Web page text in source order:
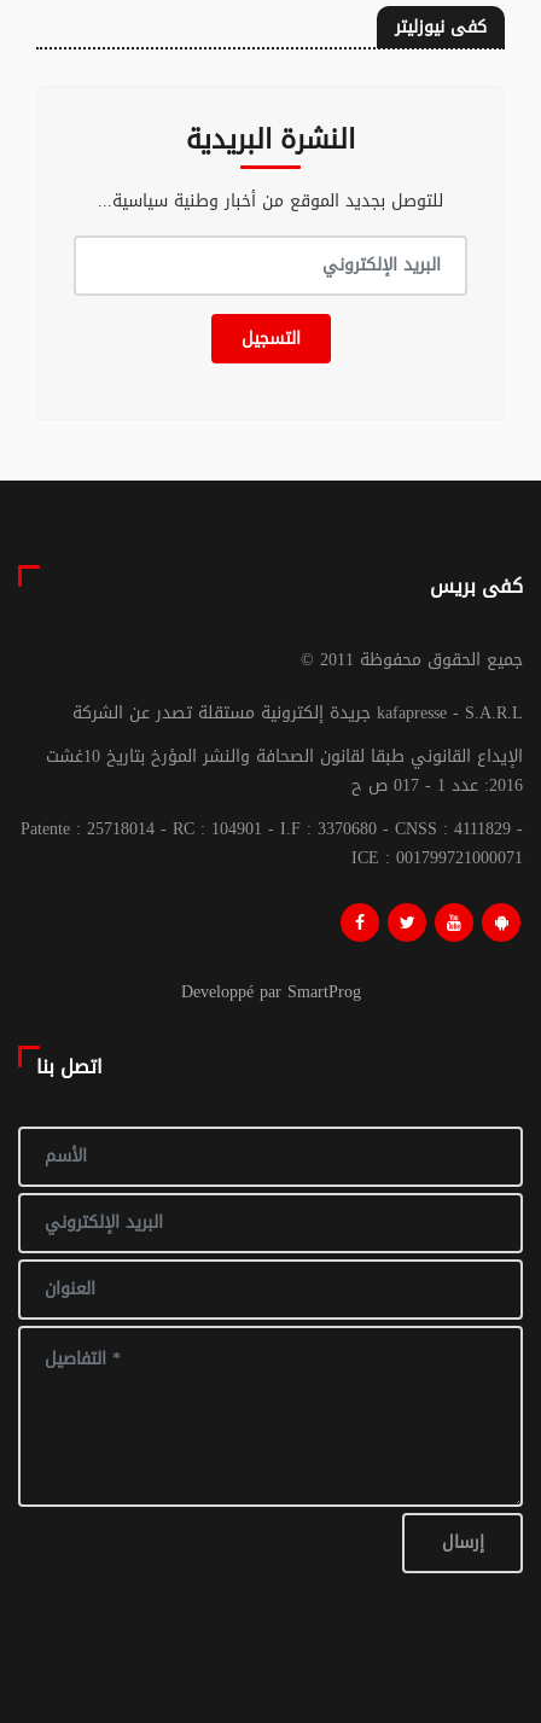
كفى نيوزليتر
النشرة البريدية
للتوصل بجديد الموقع من أخبار وطنية سياسية...
التسجيل
كفى بريس
© جميع الحقوق محفوظة 2011
جريدة إلكترونية مستقلة تصدر عن الشركة kafapresse - S.A.R.L
الإيداع القانوني طبقا لقانون الصحافة والنشر المؤرخ بتاريخ 10غشت
2016: عدد 1 - 017 ص ح
Patente : 25718014 - RC : 104901 - I.F : 3370680 - CNSS : 4111829 -
ICE : 001799721000071
Developpé par SmartProg
اتصل بنا